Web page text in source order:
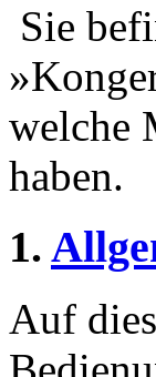
Sie
welche
haben.
1.
Auf